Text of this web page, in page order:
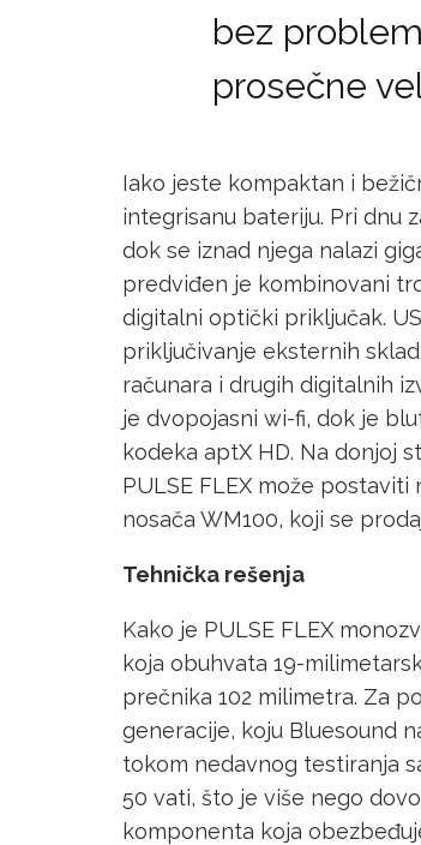
bez
prosečne
Iako jeste kompaktan i
integrisanu bateriju. Pri dnu
dok se iznad njega nalazi
predviđen je kombinovani
digitalni optički priključak.
priključivanje eksternih
računara i drugih digitalnih
je dvopojasni wi-fi, dok je
kodeka aptX HD. Na donjoj
PULSE FLEX može
nosača WM100, koji se
Tehnička rešenja
Kako je PULSE FLEX
koja obuhvata 19-
prečnika 102 milimetra. Za
generacije, koju Bluesound
tokom nedavnog testiranja
50 vati, što je više nego
komponenta koja